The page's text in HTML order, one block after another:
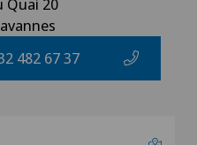
482 67 37